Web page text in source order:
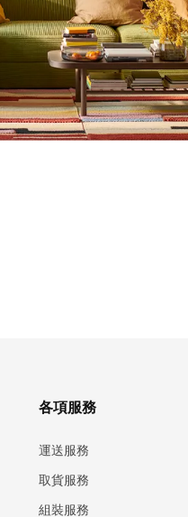
各項服務
運送服務
取貨服務
組裝服務